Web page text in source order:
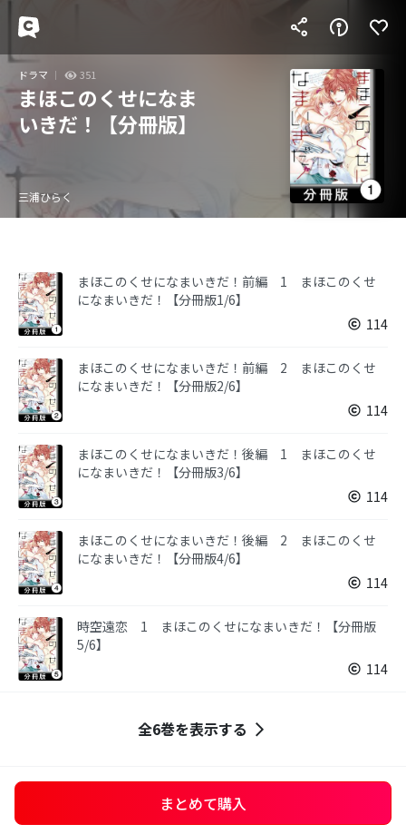
ドラマ 351
まほこのくせになま
いきだ！【分冊版】
三浦ひらく
まほこのくせになまいきだ！前編 1 まほこのくせ
になまいきだ！【分冊版1/6】
114
まほこのくせになまいきだ！前編 2 まほこのくせ
になまいきだ！【分冊版2/6】
114
まほこのくせになまいきだ！後編 1 まほこのくせ
になまいきだ！【分冊版3/6】
114
まほこのくせになまいきだ！後編 2 まほこのくせ
になまいきだ！【分冊版4/6】
114
時空遠恋 1 まほこのくせになまいきだ！【分冊版
5/6】
114
全6巻を表示する
まとめて購入